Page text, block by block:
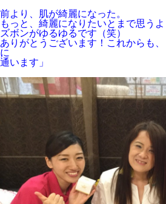
前より、肌が綺麗になった。
もっと、綺麗になりたいとまで思うよ
ズボンがゆるゆるです（笑）
ありがとうございます！これからも
に
通います」